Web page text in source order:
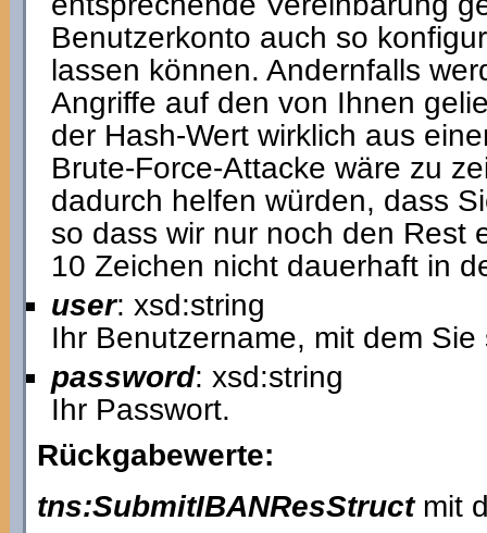
Benutzerkonto auch so
lassen können. Andernfalls
Angriffe auf den von Ihnen
der Hash-Wert wirklich aus
Brute-Force-Attacke wäre zu
dadurch helfen würden, dass
so dass wir nur noch den Rest
10 Zeichen nicht dauerhaft in
user: xsd:string
Ihr Benutzername, mit dem
password: xsd:string
Ihr Passwort.
Rückgabewerte:
tns:SubmitIBANResStructmit